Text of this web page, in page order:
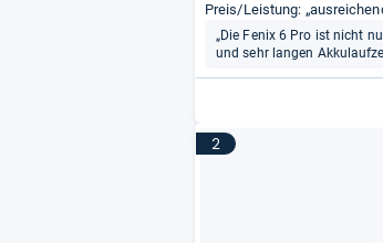
Preis/Leistung:
„Die Fenix 6 Pro ist nicht
und sehr langen
2